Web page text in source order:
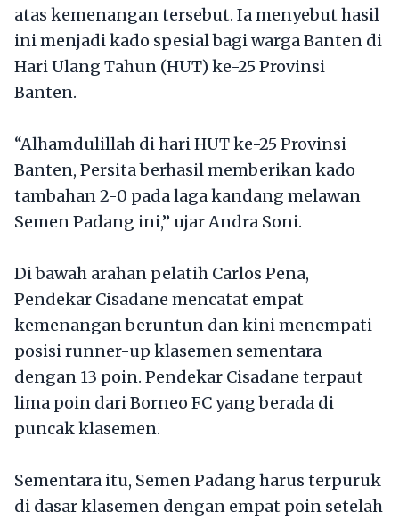
atas kemenangan tersebut. Ia menyebut hasil
ini menjadi kado spesial bagi warga Banten di
Hari Ulang Tahun (HUT) ke-25 Provinsi
Banten.
“Alhamdulillah di hari HUT ke-25 Provinsi
Banten, Persita berhasil memberikan kado
tambahan 2-0 pada laga kandang melawan
Semen Padang ini,” ujar Andra Soni.
Di bawah arahan pelatih Carlos Pena,
Pendekar Cisadane mencatat empat
kemenangan beruntun dan kini menempati
posisi runner-up klasemen sementara
dengan 13 poin. Pendekar Cisadane terpaut
lima poin dari Borneo FC yang berada di
puncak klasemen.
Sementara itu, Semen Padang harus terpuruk
di dasar klasemen dengan empat poin setelah